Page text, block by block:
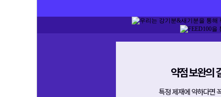
약점 보완의
특정 제재에 약하다면